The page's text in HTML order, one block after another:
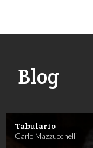
Blog
Tabulario
Carlo Mazzucchelli